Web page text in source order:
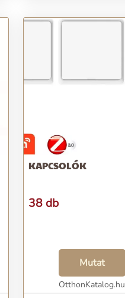
KAPCSOLÓK
38 db
Mutat
OtthonKatalog.hu